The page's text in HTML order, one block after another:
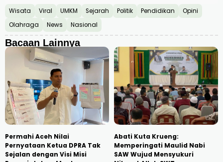
Wisata Viral UMKM Sejarah Politik Pendidikan
Opini
Olahraga
News Nasional
Bacaan Lainnya
Permahi Aceh Nilai
Pernyataan Ketua DPRA Tak
Sejalan dengan Visi Misi
Abati Kuta Krueng:
Memperingati Maulid Nabi
SAW Wujud Mensyukuri